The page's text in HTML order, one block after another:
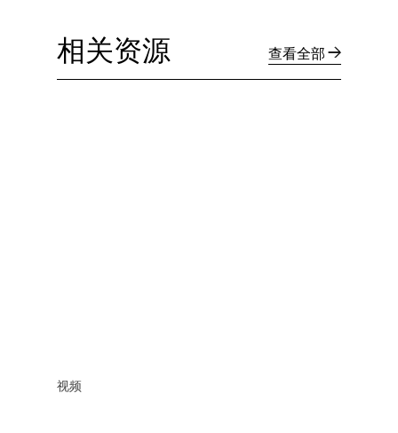
相关资源 查看全部
视频